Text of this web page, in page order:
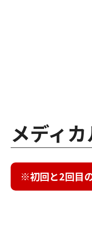
メディ
初回と2回目